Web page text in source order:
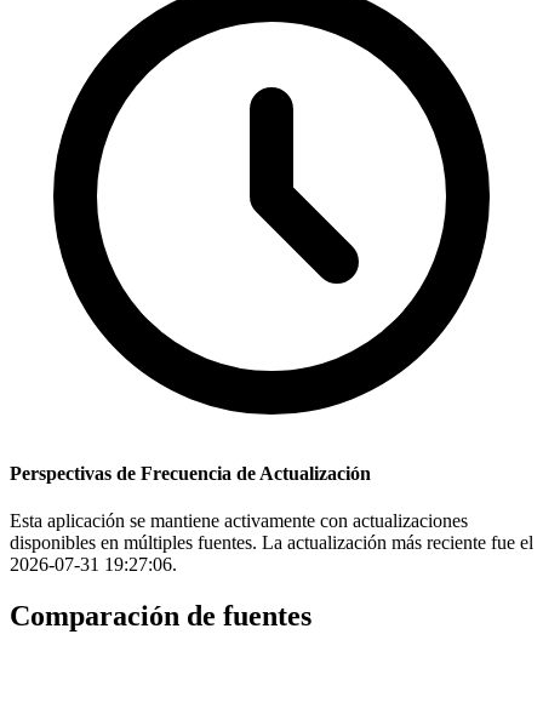
Perspectivas de Frecuencia de Actualización
Esta aplicación se mantiene activamente con actualizaciones
disponibles en múltiples fuentes. La actualización más reciente fue el
2026-07-31 19:27:06.
Comparación de fuentes